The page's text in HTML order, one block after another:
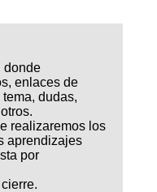
donde
enlaces de
dudas,
realizaremos los
aprendizajes
por